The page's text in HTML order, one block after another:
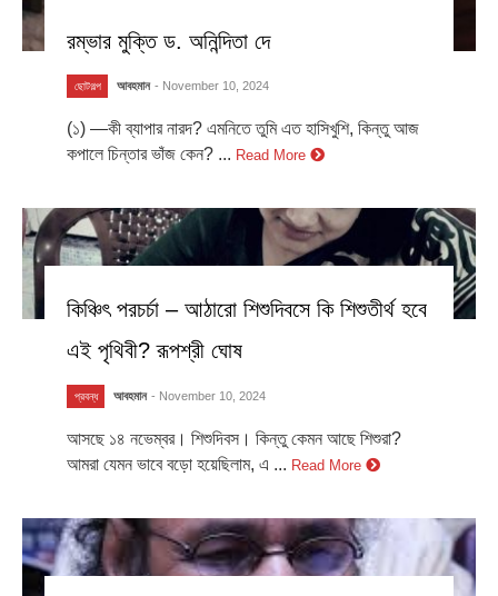
রম্ভার মুক্তি ড. অনিন্দিতা দে
ছোটগল্প আবহমান - November 10, 2024
(১) —কী ব্যাপার নারদ? এমনিতে তুমি এত হাসিখুশি, কিন্তু আজ
কপালে চিন্তার ভাঁজ কেন? ... Read More
কিঞ্চিৎ পরচর্চা – আঠারো শিশুদিবসে কি শিশুতীর্থ হবে
এই পৃথিবী? রূপশ্রী ঘোষ
প্রবন্ধ আবহমান - November 10, 2024
আসছে ১৪ নভেম্বর। শিশুদিবস। কিন্তু কেমন আছে শিশুরা?
আমরা যেমন ভাবে বড়ো হয়েছিলাম, এ ... Read More